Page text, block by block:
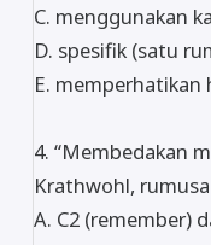
C. menggunakan
D. spesifik (satu
E.
4. “Membedakan
Krathwohl,
A. C2 (remember)